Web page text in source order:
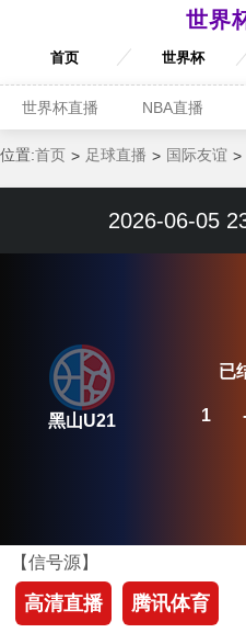
世界
首页 世界杯
世界杯直播 NBA直播
位置:首页 足球直播 国际友谊
2026-06-05
黑山U21 1
已
【信号源】
高清直播 腾讯体育